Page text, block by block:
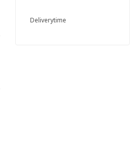
Deliverytime